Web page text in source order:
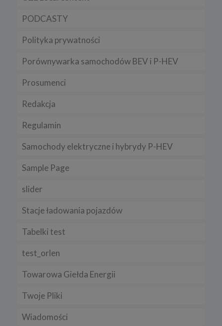
PODCASTY
Polityka prywatności
Porównywarka samochodów BEV i P-HEV
Prosumenci
Redakcja
Regulamin
Samochody elektryczne i hybrydy P-HEV
Sample Page
slider
Stacje ładowania pojazdów
Tabelki test
test_orlen
Towarowa Giełda Energii
Twoje Pliki
Wiadomości